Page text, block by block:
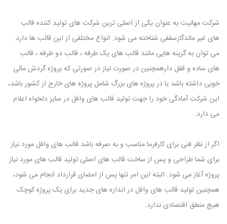
شرکت مهانیت به عنوان یکی از اصلی ترین شرکت های تولید کننده قالب
های غیر ماندگارسقفی شناخته می شود. انواع مختلفی از این قالب ها دارد.
می توان به گزینه هایی مانند قالب های یک طرفه ، قالب دو طرفه ، قالب
های ساده و قفل دارهمچنین در صورت نیاز در صورتی که پروژه گردش مالی
خوبی داشته باشد یا در پروژه های بزرگ شامل پروژه های خارج از کشور باشد،
این شرکت آمادگی خود را جهت تولید قالب های وافل در سایز دلخواه اعلام
می دارد.
اگر از نظر فنی برای کارفرما مناسب و به صرفه باشد قالب های وافل مورد نیاز
برای شما طراحی و پس از ساخت قالب های اصلی تولید قالب های مورد نیاز
پروژه آغاز می شود. البته این امر تنها پس از امضای قرارداد انجام می شود،
همچنین تولید قالب های وافل در اندازه های جدید برای یک پروژه کوچک
هیچ منطق اقتصادی ندارد.